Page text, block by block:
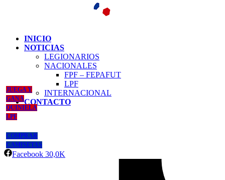
INICIO
NOTICIAS
LEGIONARIOS
NACIONALES
FPF – FEPAFUT
LPF
INTERNACIONAL
CONTACTO
JUEGA Y
GANA
QUINIELA
LPF
COMPRAR
CAMISETAS
Facebook 30,0K